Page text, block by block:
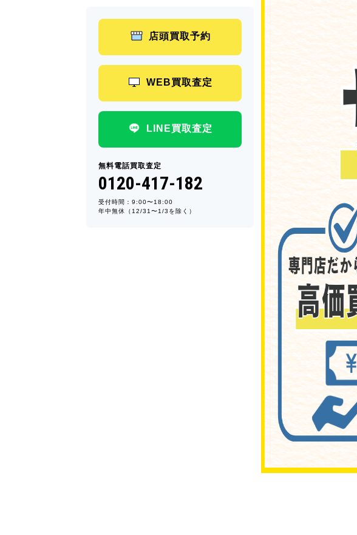
店頭買取予約
WEB買取査定
LINE買取査定
無料電話買取査定
0120-417-182
受付時間：9:00〜18:00
年中無休（12/31〜1/3を除く）